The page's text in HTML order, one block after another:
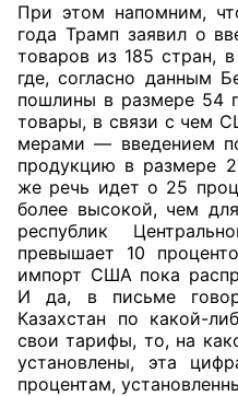
При этом напомним,
года Трамп заявил о
товаров из 185 стран,
где, согласно данным
пошлины в размере 54
товары, в связи с чем
мерами — введением
продукцию в размере
же речь идет о 25
более высокой, чем
республик
превышает 10
импорт США пока
И да, в письме
Казахстан по какой-
свои тарифы, то, на
установлены, эта
процентам,